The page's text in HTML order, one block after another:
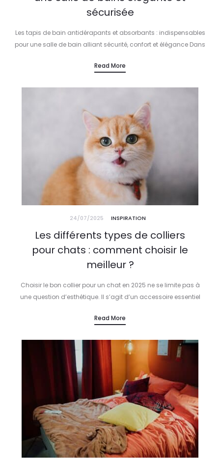
sécurisée
Les tapis de bain antidérapants et absorbants : indispensables
pour une salle de bain alliant sécurité, confort et élégance Dans
Read More
24/07/2025 INSPIRATION
Les différents types de colliers
pour chats : comment choisir le
meilleur ?
Choisir le bon collier pour un chat en 2025 ne se limite pas à
une question d’esthétique. Il s’agit d’un accessoire essentiel
Read More